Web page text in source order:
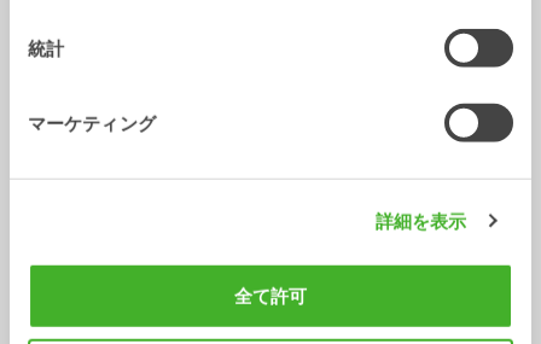
統計
マーケティング
詳細を表示
全て許可
S50
最大ブレークアウト
1500
高さ [mm] 375 375 458